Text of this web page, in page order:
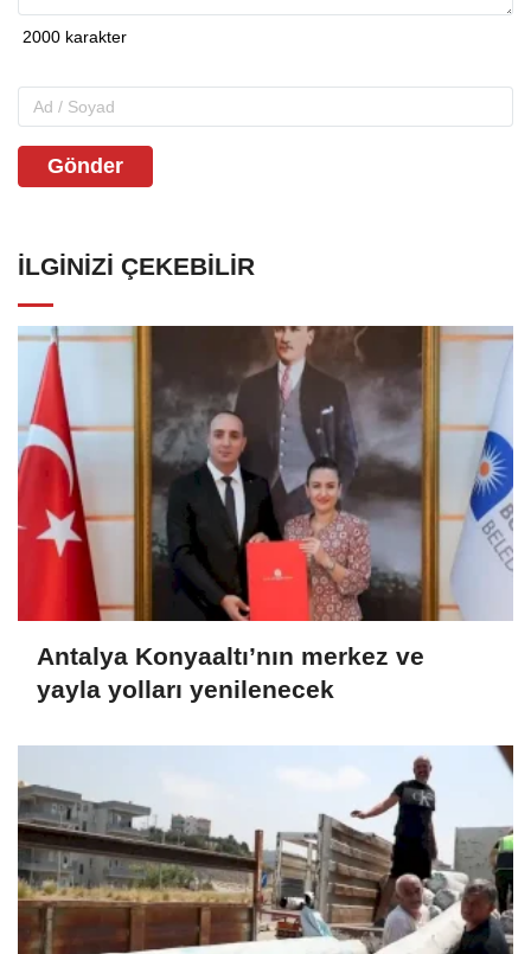
Gönder
İLGINIZI ÇEKEBILIR
Antalya Konyaaltı’nın merkez ve
yayla yolları yenilenecek